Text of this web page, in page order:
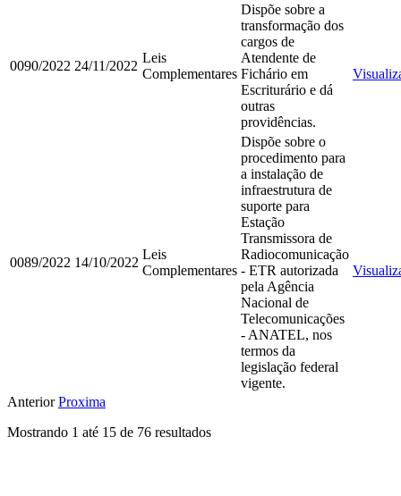
0090/2022 24/11/2022
Leis
Complementares
Dispõe sobre a
transformação dos
cargos de
Atendente de
Fichário em
Escriturário e dá
outras
providências.
0089/2022 14/10/2022
Leis
Complementares
Dispõe sobre o
procedimento para
a instalação de
infraestrutura de
suporte para
Estação
Transmissora de
Radiocomunicação
- ETR autorizada
pela Agência
Nacional de
Telecomunicações
- ANATEL, nos
termos da
legislação federal
vigente.
AnteriorProxima
Mostrando 1 até 15 de 76 resultados